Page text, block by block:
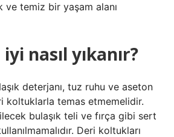
ve temiz bir yaşam alanı
nasıl yıkanır?
deterjanı, tuz ruhu ve aseton
koltuklarla temas etmemelidir.
bulaşık teli ve fırça gibi sert
Deri koltukları